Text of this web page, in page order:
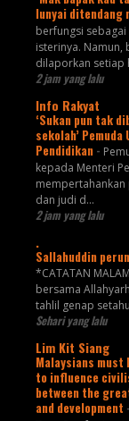
lunyai ditendang
berfungsi
isterinya. Namun,
dilaporkan setiap
2 jam yang lalu
Info Rakyat
‘Sukan pun tak
sekolah’
Pendidikan -
kepada Menteri
dan judi d...
2 jam yang lalu
.
Sallahuddin
*CATATAN
bersama
tahlil genap
Sehari yang lalu
Lim Kit Siang
Malaysians must
to influence
between the
and development -